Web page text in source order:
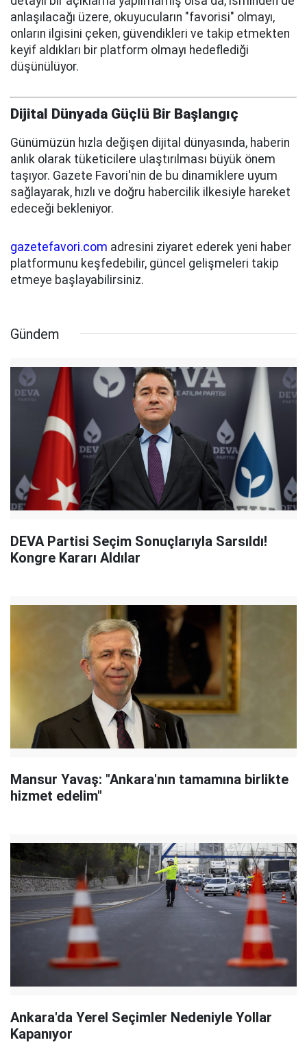
anlaşılacağı üzere, okuyucuların "favorisi" olmayı,
onların ilgisini çeken, güvendikleri ve takip etmekten
keyif aldıkları bir platform olmayı hedeflediği
düşünülüyor.
Dijital Dünyada Güçlü Bir Başlangıç
Günümüzün hızla değişen dijital dünyasında, haberin
anlık olarak tüketicilere ulaştırılması büyük önem
taşıyor. Gazete Favori'nin de bu dinamiklere uyum
sağlayarak, hızlı ve doğru habercilik ilkesiyle hareket
edeceği bekleniyor.
gazetefavori.com adresini ziyaret ederek yeni haber
platformunu keşfedebilir, güncel gelişmeleri takip
etmeye başlayabilirsiniz.
Gündem
DEVA Partisi Seçim Sonuçlarıyla Sarsıldı!
Kongre Kararı Aldılar
Mansur Yavaş: "Ankara'nın tamamına birlikte
hizmet edelim"
Ankara'da Yerel Seçimler Nedeniyle Yollar
Kapanıyor